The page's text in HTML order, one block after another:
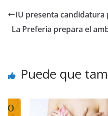
IU presenta candidatura
La Preferia prepara el
Puede que